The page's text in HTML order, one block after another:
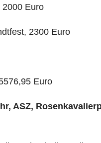
2000 Euro
2300 Euro
Euro
ASZ,